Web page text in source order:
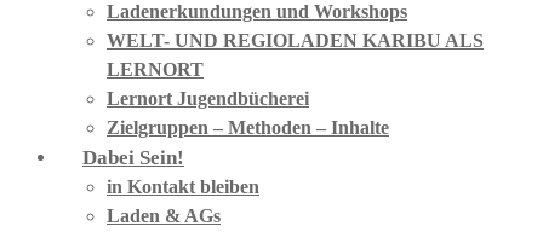
Ladenerkundungen und Workshops
WELT- UND REGIOLADEN KARIBU ALS
LERNORT
Lernort Jugendbücherei
Zielgruppen – Methoden – Inhalte
Dabei Sein!
in Kontakt bleiben
Laden & AGs